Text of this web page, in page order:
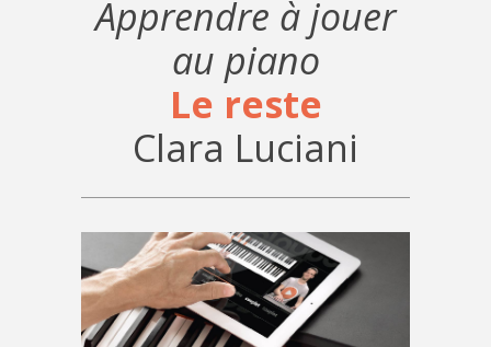
Apprendre à jouer
au piano
Le reste
Clara Luciani